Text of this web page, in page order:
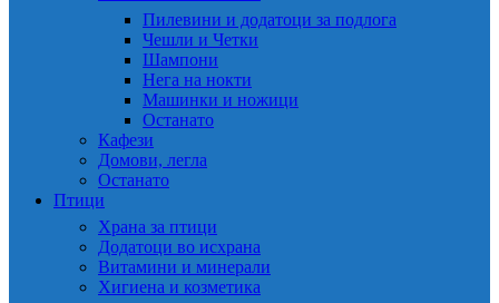
Пилевини и додатоци за подлога
Чешли и Четки
Шампони
Нега на нокти
Машинки и ножици
Останато
Кафези
Домови, легла
Останато
Птици
Храна за птици
Додатоци во исхрана
Витамини и минерали
Хигиена и козметика